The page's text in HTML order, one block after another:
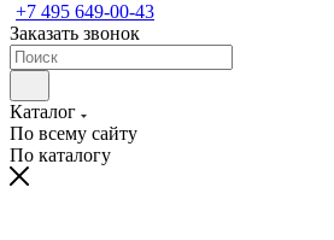
+7 495 649-00-43
Заказать звонок
Каталог
По всему сайту
По каталогу